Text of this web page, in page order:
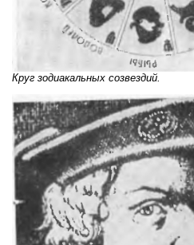
Круг зодиакальных созвездий.